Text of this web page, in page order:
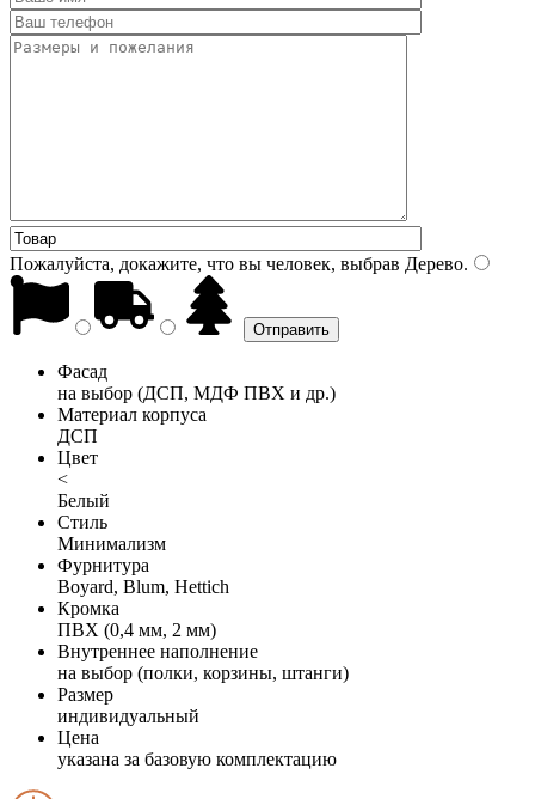
Пожалуйста, докажите, что вы человек, выбрав Дерево.
Фасад
на выбор (ДСП, МДФ ПВХ и др.)
Материал корпуса
ДСП
Цвет
<
Белый
Стиль
Минимализм
Фурнитура
Boyard, Blum, Hettich
Кромка
ПВХ (0,4 мм, 2 мм)
Внутреннее наполнение
на выбор (полки, корзины, штанги)
Размер
индивидуальный
Цена
указана за базовую комплектацию